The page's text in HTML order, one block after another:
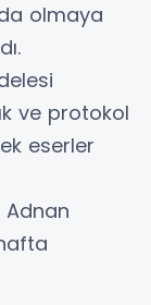
olmaya
ve protokol
eserler